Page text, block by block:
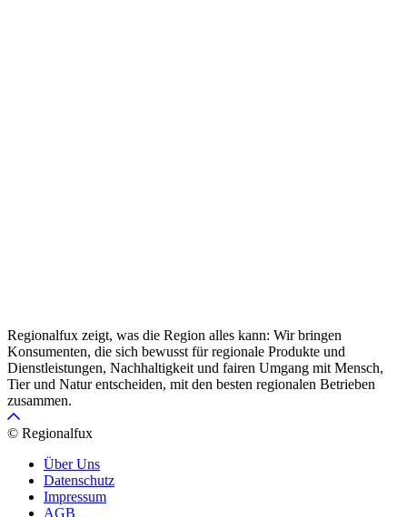
Regionalfux zeigt, was die Region alles kann: Wir bringen
Konsumenten, die sich bewusst für regionale Produkte und
Dienstleistungen, Nachhaltigkeit und fairen Umgang mit Mensch,
Tier und Natur entscheiden, mit den besten regionalen Betrieben
zusammen.
© Regionalfux
Über Uns
Datenschutz
Impressum
AGB